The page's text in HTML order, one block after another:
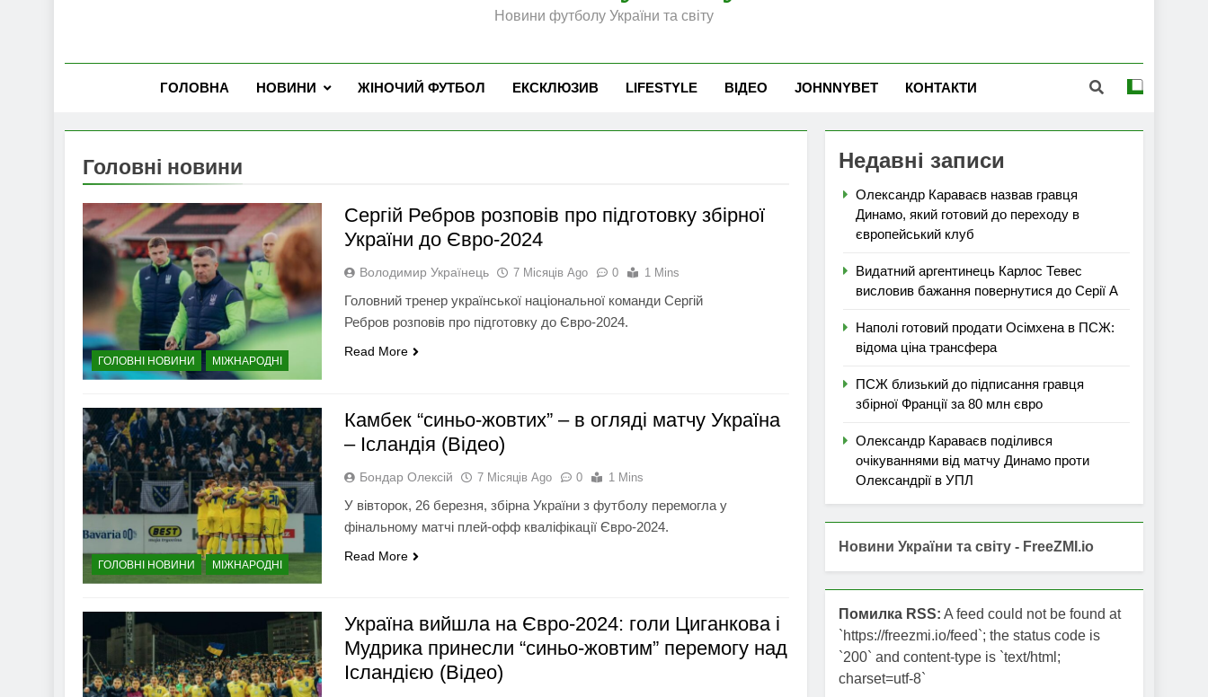
Новини футболу України та світу
ГОЛОВНА НОВИНИ ЖІНОЧИЙ ФУТБОЛ ЕКСКЛЮЗИВ LIFESTYLE ВІДЕО JOHNNYBET КОНТАКТИ
Головні новини
ГОЛОВНІ НОВИНИ МІЖНАРОДНІ
Сергій Ребров розповів про підготовку збірної
України до Євро-2024
Володимир Українець 7 Місяців Ago 0 1 Mins
Головний тренер української національної команди Сергій
Ребров розповів про підготовку до Євро-2024.
Read More
ГОЛОВНІ НОВИНИ МІЖНАРОДНІ
Камбек “синьо-жовтих” – в огляді матчу Україна
– Ісландія (Відео)
Бондар Олексій 7 Місяців Ago 0 1 Mins
У вівторок, 26 березня, збірна України з футболу перемогла у
фінальному матчі плей-офф кваліфікації Євро-2024.
Read More
Україна вийшла на Євро-2024: голи Циганкова і
Мудрика принесли “синьо-жовтим” перемогу над
Ісландією (Відео)
Недавні записи
Олександр Караваєв назвав гравця
Динамо, який готовий до переходу в
європейський клуб
Видатний аргентинець Карлос Тевес
висловив бажання повернутися до Серії А
Наполі готовий продати Осімхена в ПСЖ:
відома ціна трансфера
ПСЖ близький до підписання гравця
збірної Франції за 80 млн євро
Олександр Караваєв поділився
очікуваннями від матчу Динамо проти
Олександрії в УПЛ
Новини України та світу - FreeZMI.io
Помилка RSS: A feed could not be found at
`https://freezmi.io/feed`; the status code is
`200` and content-type is `text/html;
charset=utf-8`